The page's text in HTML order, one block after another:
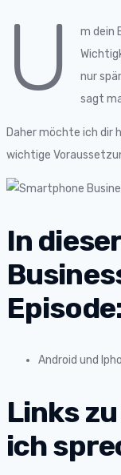
U
m dein
nur
sagt
Daher möchte ich dir
wichtige
In
Android und
Links
ich